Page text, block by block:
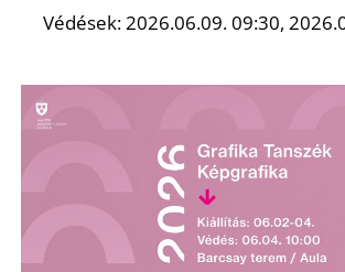
Védések: 2026.06.09. 09:30,